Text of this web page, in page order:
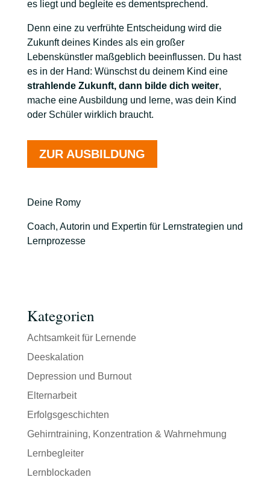
es liegt und begleite es dementsprechend.
Denn eine zu verfrühte Entscheidung wird die
Zukunft deines Kindes als ein großer
Lebenskünstler maßgeblich beeinflussen. Du hast
es in der Hand: Wünschst du deinem Kind eine
strahlende Zukunft, dann bilde dich weiter,
mache eine Ausbildung und lerne, was dein Kind
oder Schüler wirklich braucht.
ZUR AUSBILDUNG
Deine Romy
Coach, Autorin und Expertin für Lernstrategien und
Lernprozesse
Kategorien
Achtsamkeit für Lernende
Deeskalation
Depression und Burnout
Elternarbeit
Erfolgsgeschichten
Gehirntraining, Konzentration & Wahrnehmung
Lernbegleiter
Lernblockaden